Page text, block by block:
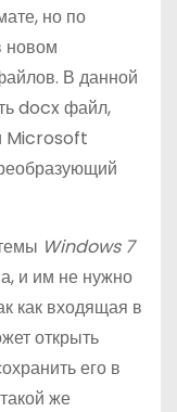
но по
новом
В данной
docx файл,
Microsoft
Windows 7
и им не нужно
как входящая в
открыть
его в
же